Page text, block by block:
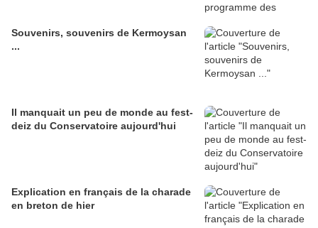
Souvenirs, souvenirs de Kermoysan
...
Il manquait un peu de monde au fest-
deiz du Conservatoire aujourd'hui
Explication en français de la charade
en breton de hier